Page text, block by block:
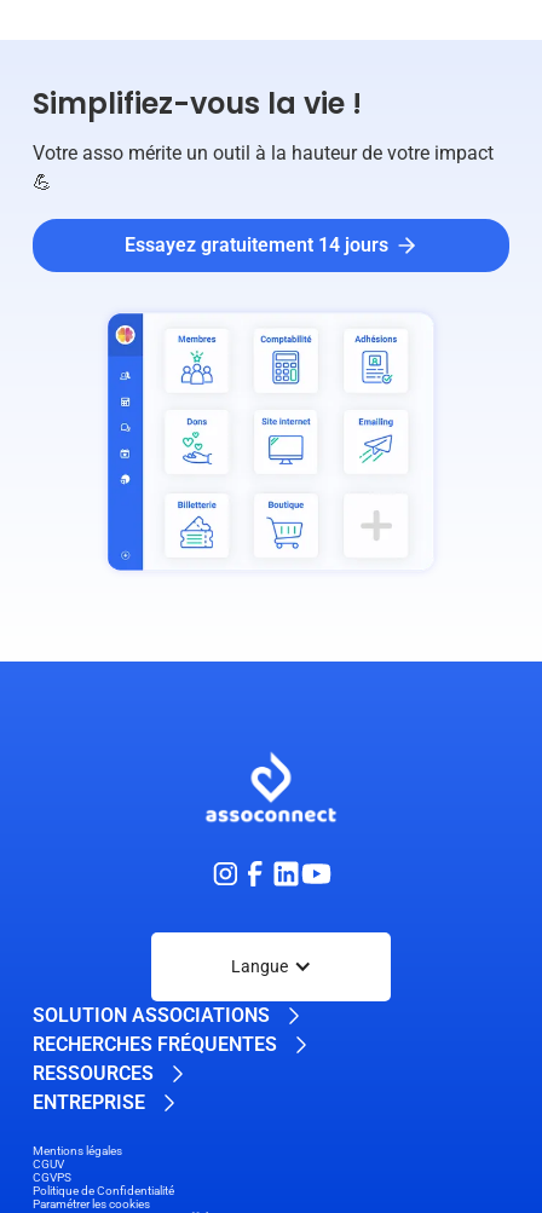
Simplifiez-vous la vie !
Votre asso mérite un outil à la hauteur de votre impact
💪
Essayez gratuitement 14 jours
Langue
SOLUTION ASSOCIATIONS
RECHERCHES FRÉQUENTES
RESSOURCES
ENTREPRISE
Mentions légales
CGUV
CGVPS
Politique de Confidentialité
Paramétrer les cookies